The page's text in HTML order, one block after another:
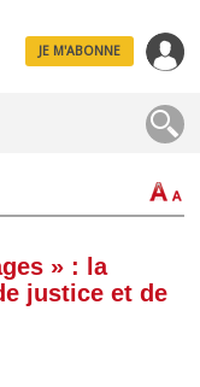
JE M'ABONNE
» : la
justice et de